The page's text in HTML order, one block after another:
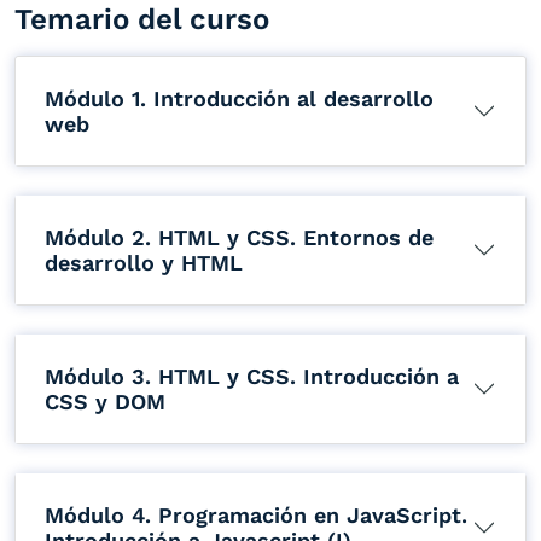
Temario del curso
Módulo 1. Introducción al desarrollo
web
Módulo 2. HTML y CSS. Entornos de
desarrollo y HTML
Módulo 3. HTML y CSS. Introducción a
CSS y DOM
Módulo 4. Programación en JavaScript.